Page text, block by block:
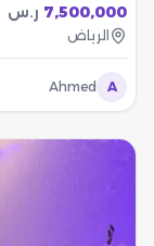
7,500,000 ر.س
الرياض
A
Ahmed